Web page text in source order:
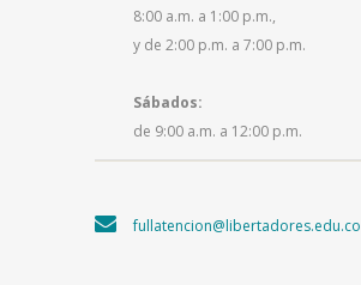
8:00 a.m. a 1:00 p.m.,
y de 2:00 p.m. a 7:00 p.m.
Sábados:
de 9:00 a.m. a 12:00 p.m.
fullatencion@libertadores.edu.co